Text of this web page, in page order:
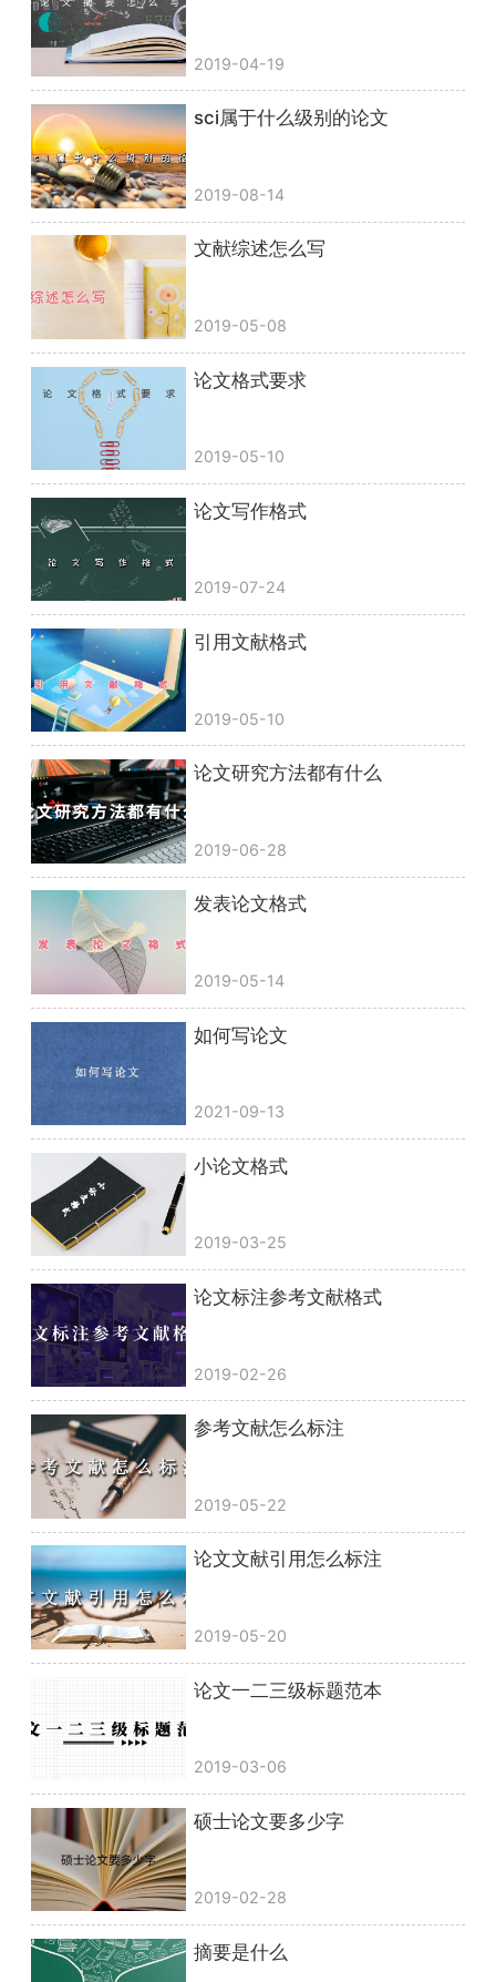
2019-04-19
sci属于什么级别的论文
2019-08-14
文献综述怎么写
2019-05-08
论文格式要求
2019-05-10
论文写作格式
2019-07-24
引用文献格式
2019-05-10
论文研究方法都有什么
2019-06-28
发表论文格式
2019-05-14
如何写论文
2021-09-13
小论文格式
2019-03-25
论文标注参考文献格式
2019-02-26
参考文献怎么标注
2019-05-22
论文文献引用怎么标注
2019-05-20
论文一二三级标题范本
2019-03-06
硕士论文要多少字
2019-02-28
摘要是什么